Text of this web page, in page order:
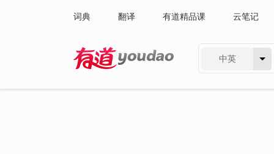
词典 翻译 有道精品课 云笔记
中英